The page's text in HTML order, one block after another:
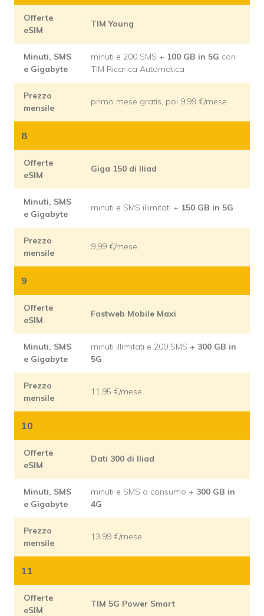
Offerte
eSIM
TIM Young
Minuti, SMS
e Gigabyte
minuti e 200 SMS + 100 GB in 5G con
TIM Ricarica Automatica
Prezzo
mensile
primo mese gratis, poi 9,99 €/mese
8
Offerte
eSIM
Giga 150 di Iliad
Minuti, SMS
e Gigabyte
minuti e SMS illimitati + 150 GB in 5G
Prezzo
mensile
9,99 €/mese
9
Offerte
eSIM
Fastweb Mobile Maxi
Minuti, SMS
e Gigabyte
minuti illimitati e 200 SMS + 300 GB in
5G
Prezzo
mensile
11,95 €/mese
10
Offerte
eSIM
Dati 300 di Iliad
Minuti, SMS
e Gigabyte
minuti e SMS a consumo + 300 GB in
4G
Prezzo
mensile
13,99 €/mese
11
Offerte
eSIM
TIM 5G Power Smart